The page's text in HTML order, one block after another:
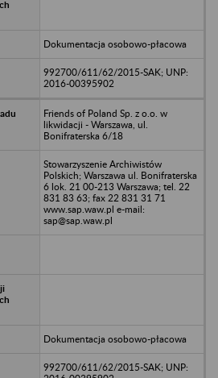
Dokumentacja osobowo-płacowa
992700/611/62/2015-SAK; UNP:
2016-00395902
Friends of Poland Sp. z o.o. w
likwidacji - Warszawa, ul.
Bonifraterska 6/18
Stowarzyszenie Archiwistów
Polskich; Warszawa ul. Bonifraterska
6 lok. 21 00-213 Warszawa; tel. 22
831 83 63; fax 22 831 31 71
www.sap.waw.pl e-mail:
sap@sap.waw.pl
Dokumentacja osobowo-płacowa
992700/611/62/2015-SAK; UNP: